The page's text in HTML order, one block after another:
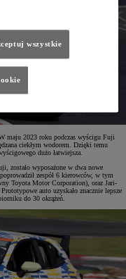
maju 2023 roku podczas wyścigu Fuji
ciekłym wodorem. Dzięki temu
dużo łatwiejsza.
zostało wyposażone w dwa nowe
zespół 6 kierowców, w tym
Toyota Motor Corporation), oraz Jari-
auto uzyskało znacznie lepsze
do 30 okrążeń.
wszystkie